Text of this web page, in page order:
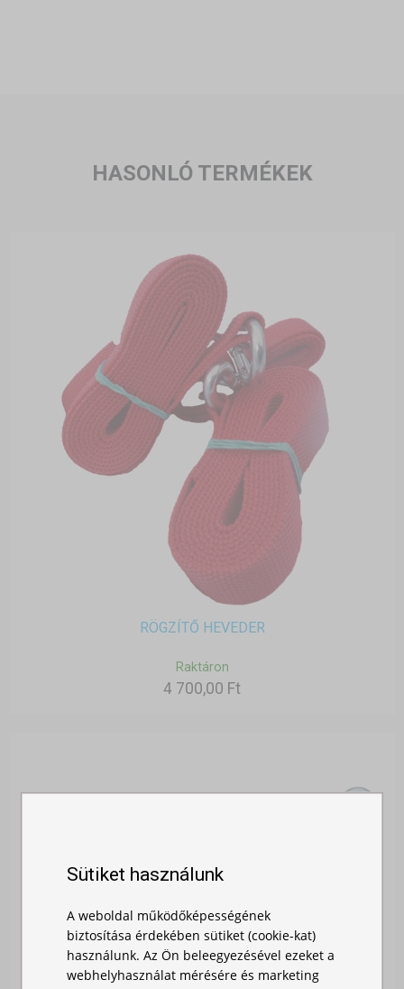
HASONLÓ TERMÉKEK
RÖGZÍTŐ HEVEDER
Raktáron
4 700,00 Ft
Sütiket használunk
A weboldal működőképességének
biztosítása érdekében sütiket (cookie-kat)
használunk. Az Ön beleegyezésével ezeket a
webhelyhasználat mérésére és marketing